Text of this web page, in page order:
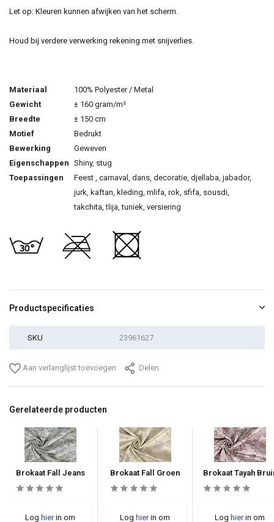
Let op: Kleuren kunnen afwijken van het scherm.
Houd bij verdere verwerking rekening met snijverlies.
Materiaal
100% Polyester / Metal
Gewicht
± 160 gram/m²
Breedte
± 150 cm
Motief
Bedrukt
Bewerking
Geweven
Eigenschappen Shiny, stug
Toepassingen
Feest , carnaval, dans, decoratie, djellaba, jabador,
jurk, kaftan, kleding, mlifa, rok, sfifa, sousdi,
takchita, tlija, tuniek, versiering
Productspecificaties
SKU 23961627
Aan verlanglijst toevoegen Delen
Gerelateerde producten
Brokaat Fall Jeans
Log hierin om
Brokaat Fall Groen
Log hierin om
Brokaat Tayah
Log hierin om